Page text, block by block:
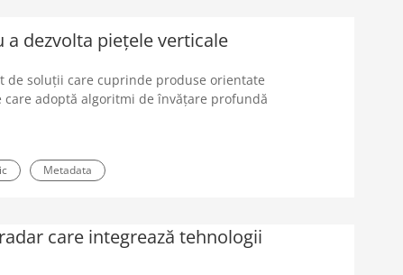
dezvolta piețele verticale
de soluții care cuprinde produse orientate
care adoptă algoritmi de învățare profundă
Metadata
care integrează tehnologii